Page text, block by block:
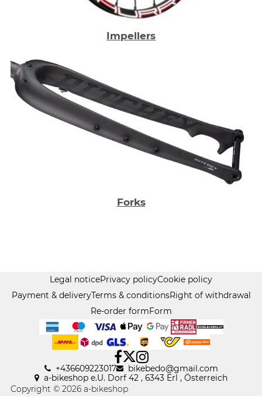
Impellers
Forks
Legal noticePrivacy policyCookie policy
Payment & deliveryTerms & conditionsRight of withdrawal
Re-order formForm
+436609223017 bikebedo@gmail .com
a-bikeshop e.U. Dorf 42 , 6343 Erl , Österreich
Copyright © 2026 a-bikeshop